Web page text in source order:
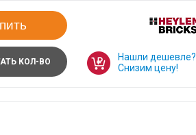
КОЛ-ВО
Нашли дешевле?
Снизим цену!